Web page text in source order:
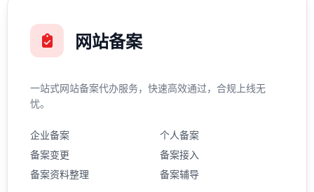
网站备案
一站式网站备案代办服务，快速高效通过，合规上线无
忧。
企业备案
个人备案
备案变更
备案接入
备案资料整理
备案辅导